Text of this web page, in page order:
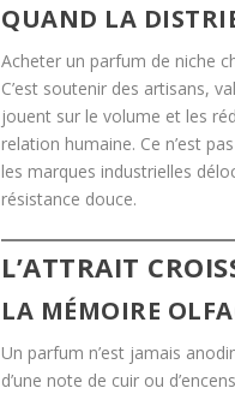
QUAND LA
Acheter un parfum de niche
C’est soutenir des artisans,
jouent sur le volume et les
relation humaine. Ce n’est
les marques industrielles
résistance douce.
L’ATTRAIT
LA MÉMOIRE
Un parfum n’est jamais
d’une note de cuir ou